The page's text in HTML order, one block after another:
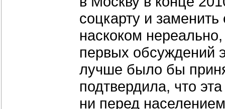
соцкарту и
наскоком
первых обсуждений
лучше было бы
подтвердила, что
ни перед